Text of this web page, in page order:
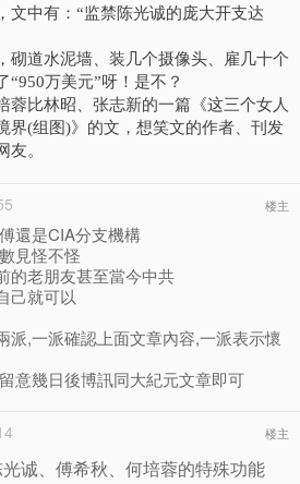
文中有：“监禁陈光诚的庞大开支达
道水泥墙、装几个摄像头、雇几十个
“950万美元”呀！是不？
比林昭、张志新的一篇《这三个女人
界(组图)》的文，想笑文的作者、刊发
友。
楼主
還是CIA分支機構
見怪不怪
的老朋友甚至當今中共
己就可以
派,一派確認上面文章內容,一派表示懷
意幾日後博訊同大紀元文章即可
楼主
诚、傅希秋、何培蓉的特殊功能